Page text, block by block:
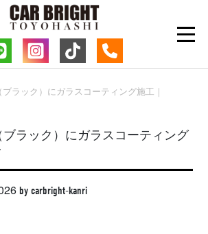
ブラック）にガラスコーティング施工｜
（ブラック）にガラスコーティング
bycarbright-kanri